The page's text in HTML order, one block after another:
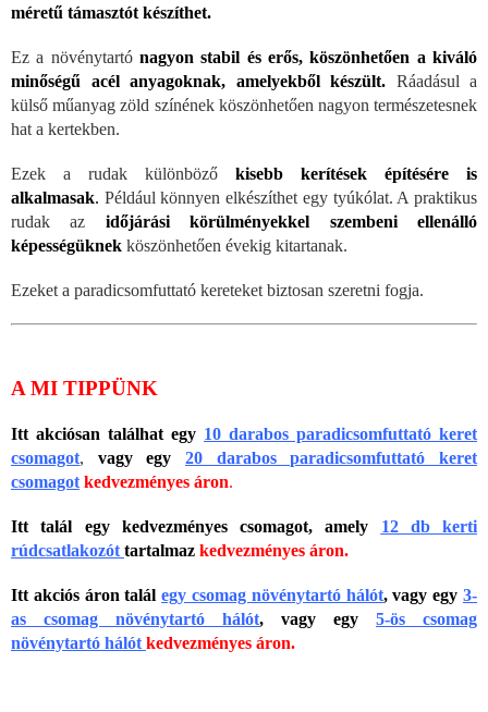
méretű támasztót készíthet.
Ez a növénytartó nagyon stabil és erős, köszönhetően a kiváló
minőségű acél anyagoknak, amelyekből készült. Ráadásul a
külső műanyag zöld színének köszönhetően nagyon természetesnek
hat a kertekben.
Ezek a rudak különböző kisebb kerítések építésére is
alkalmasak. Például könnyen elkészíthet egy tyúkólat. A praktikus
rudak az időjárási körülményekkel szembeni ellenálló
képességüknek köszönhetően évekig kitartanak.
Ezeket a paradicsomfuttató kereteket biztosan szeretni fogja.
A MI TIPPÜNK
Itt akciósan találhat egy 10 darabos paradicsomfuttató keret
csomagot, vagy egy
20 darabos paradicsomfuttató keret
csomagot kedvezményes áron.
Itt talál egy kedvezményes csomagot, amely 12 db kerti
rúdcsatlakozót tartalmaz kedvezményes áron.
Itt akciós áron találegy csomag növénytartó hálót, vagy egy3-
as csomag növénytartó hálót, vagy egy 5-ös csomag
növénytartó hálót kedvezményes áron.